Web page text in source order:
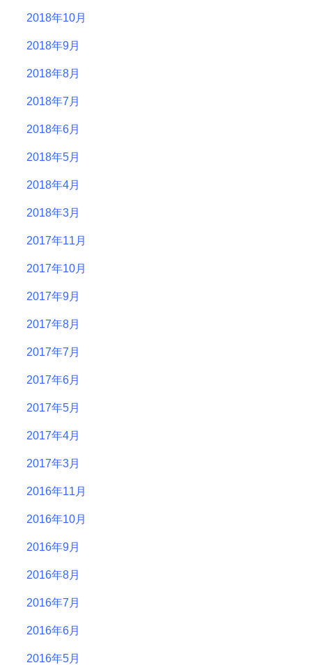
2018年10月
2018年9月
2018年8月
2018年7月
2018年6月
2018年5月
2018年4月
2018年3月
2017年11月
2017年10月
2017年9月
2017年8月
2017年7月
2017年6月
2017年5月
2017年4月
2017年3月
2016年11月
2016年10月
2016年9月
2016年8月
2016年7月
2016年6月
2016年5月